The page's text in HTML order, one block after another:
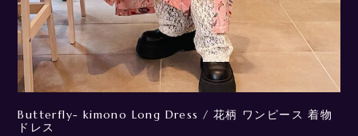
Butterfly- kimono Long Dress / 花柄 ワンピース 着物
ドレス